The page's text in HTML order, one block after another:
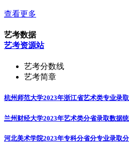
查看更多
艺考数据
艺考资源站
艺考分数线
艺考简章
杭州师范大学2023年浙江省艺术类专业录
兰州财经大学2023年艺术类分省录取数据
河北美术学院2023年专科分省分专业录取